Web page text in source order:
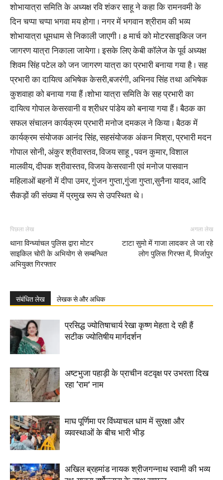
शोभायात्रा समिति के अध्यक्ष रवि शंकर साहू ने कहा कि रामनवमी के
दिन चप्पा चप्पा भगवा मय होगा । नगर में भगवान श्रीराम की भव्य
शोभायात्रा धूमधाम से निकाली जाएगी । 8 मार्च को मोटरसाइकिल जन
जागरण यात्रा निकाला जायेगा । इसके लिए केबी कॉलेज के पूर्व अध्यक्ष
शिवम सिंह पटेल को जन जागरण यात्रा का प्रभारी बनाया गया है । सह
प्रभारी का दायित्व अभिषेक केसरी,बजरंगी, अभिनव सिंह तथा अभिषेक
कुशवाहा को बनाया गया हैं ।शोभा यात्रा समिति के सह प्रभारी का
दायित्व गोपाल केसरवानी व श्रीधर पांडेय को बनाया गया हैं । बैठक का
सफल संचालन कार्यक्रम प्रभारी मनोज दमकल ने किया । बैठक में
कार्यक्रम संयोजक आनंद सिंह, सहसंयोजक अंकन मिश्रा, प्रभारी मदन
गोपाल सोनी, अंकुर श्रीवास्तव, विजय साहू , पवन कुमार, विशाल
मालवीय, दीपक श्रीवास्तव, विजय केसरवानी एवं मनोज पासवान
महिलाओं बहनों में दीपा उमर, गुंजन गुप्ता,गुंजा गुप्ता,सुनैना यादव, आदि
सैकड़ों की संख्या में प्रमुख रूप से उपस्थित थे ।
पिछला लेख
थाना विन्ध्यांचल पुलिस द्वारा मोटर
साइकिल चोरी के अभियोग से सम्बन्धित
अभियुक्त गिरफ्तार
अगला लेख
टाटा सुमो में गाजा लादकर ले जा रहे
लोग पुलिस गिरफ्त में, मिर्जापुर
संबंधित लेख लेखक से और अधिक
प्रसिद्ध ज्योतिषाचार्य रेखा कृष्ण मेहता दे रही हैं
सटीक ज्योतिषीय मार्गदर्शन
अष्टभुजा पहाड़ी के प्राचीन वटवृक्ष पर उभरता दिख
रहा ‘राम’ नाम
माघ पूर्णिमा पर विंध्याचल धाम में सुरक्षा और
व्यवस्थाओं के बीच भारी भीड़
अखिल ब्रहमांड नायक श्रीजगन्नाथ स्वामी की भव्य